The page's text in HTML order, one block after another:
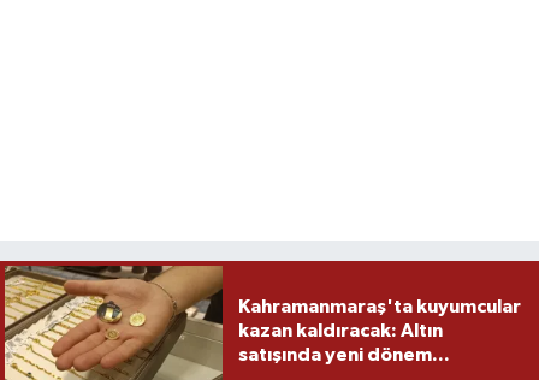
Kahramanmaraş'ta kuyumcular
kazan kaldıracak: Altın
satışında yeni dönem...